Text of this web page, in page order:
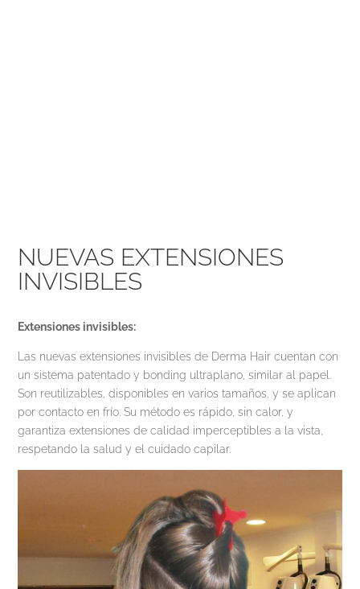
NUEVAS EXTENSIONES
INVISIBLES
Extensiones invisibles:
Las nuevas extensiones invisibles de Derma Hair cuentan con
un sistema patentado y bonding ultraplano, similar al papel.
Son reutilizables, disponibles en varios tamaños, y se aplican
por contacto en frío. Su método es rápido, sin calor, y
garantiza extensiones de calidad imperceptibles a la vista,
respetando la salud y el cuidado capilar.